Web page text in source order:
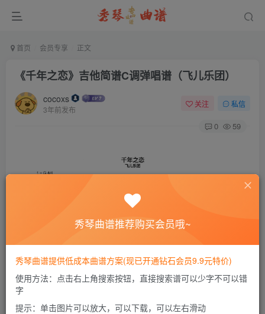
首页 会员专享 正文
《千年之恋》吉他简谱C调弹唱谱（飞儿乐团）
cocoxs
3年前发布
关注 私信
0 59
秀琴曲谱推荐购买会员哦~
秀琴曲谱提供低成本曲谱方案(现已开通钻石会员9.9元特价)
使用方法：点击右上角搜索按钮，直接搜索谱可以少字不可以错
字
提示：单击图片可以放大，可以下载，可以左右滑动